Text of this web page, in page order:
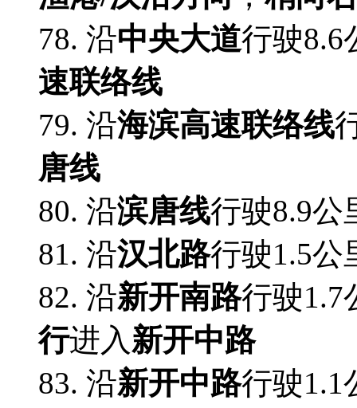
78. 沿中央大道行驶8.6
速联络线
79. 沿海滨高速联络线
唐线
80. 沿滨唐线行驶8.9公
81. 沿汉北路行驶1.5公
82. 沿新开南路行驶1.7
行进入 新开中路
83. 沿新开中路行驶1.1